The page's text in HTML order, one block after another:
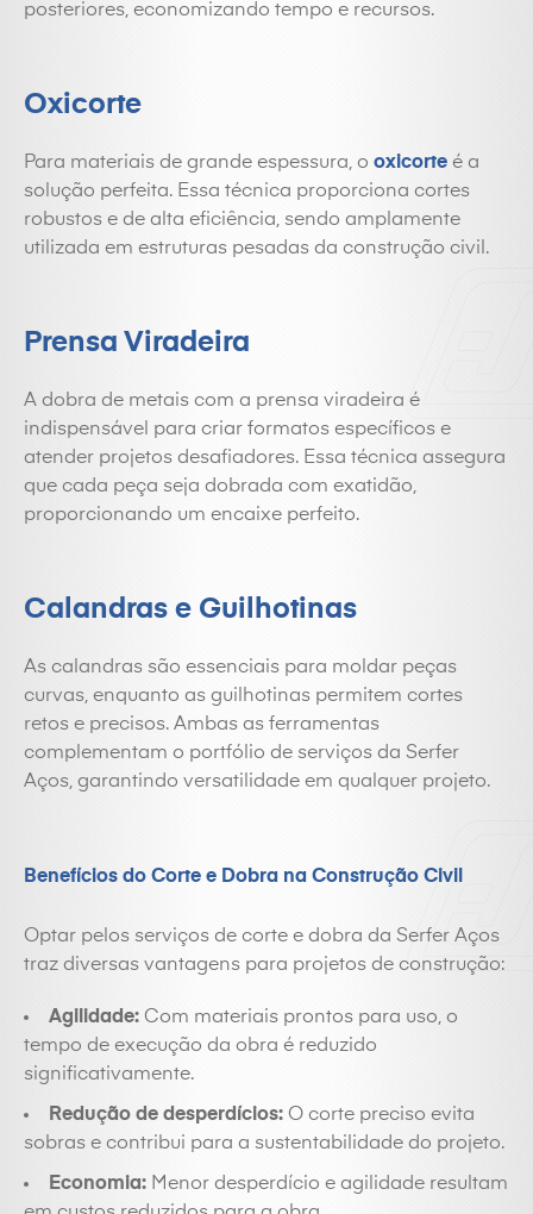
posteriores, economizando tempo e recursos.
Oxicorte
Para materiais de grande espessura, o oxicorte é a
solução perfeita. Essa técnica proporciona cortes
robustos e de alta eficiência, sendo amplamente
utilizada em estruturas pesadas da construção civil.
Prensa Viradeira
A dobra de metais com a prensa viradeira é
indispensável para criar formatos específicos e
atender projetos desafiadores. Essa técnica assegura
que cada peça seja dobrada com exatidão,
proporcionando um encaixe perfeito.
Calandras e Guilhotinas
As calandras são essenciais para moldar peças
curvas, enquanto as guilhotinas permitem cortes
retos e precisos. Ambas as ferramentas
complementam o portfólio de serviços da Serfer
Aços, garantindo versatilidade em qualquer projeto.
Benefícios do Corte e Dobra na Construção Civil
Optar pelos serviços de corte e dobra da Serfer Aços
traz diversas vantagens para projetos de construção:
Agilidade: Com materiais prontos para uso, o
tempo de execução da obra é reduzido
significativamente.
Redução de desperdícios: O corte preciso evita
sobras e contribui para a sustentabilidade do projeto.
Economia: Menor desperdício e agilidade resultam